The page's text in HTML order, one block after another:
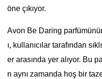
öne çıkıyor.
Avon Be Daring
ı, kullanıcılar tarafından
er arasında yer alıyor. Bu
n aynı zamanda hoş bir